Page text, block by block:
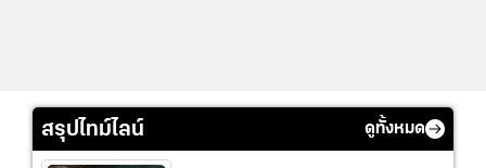
สรุปไทม์ไลน์ ดูทั้งหมด